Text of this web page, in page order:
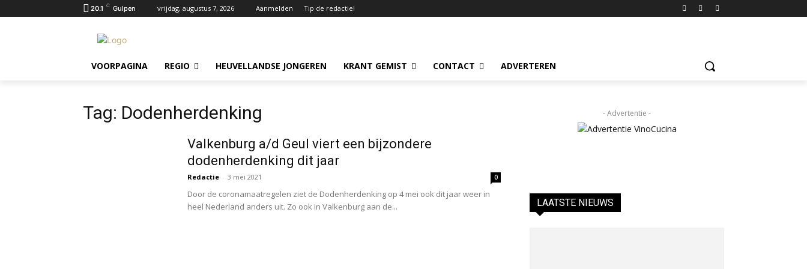
20.1 C Gulpen vrijdag, augustus 7, 2026 Aanmelden Tip de redactie!
VOORPAGINA REGIO HEUVELLANDSE JONGEREN KRANT GEMIST CONTACT ADVERTEREN
Tag: Dodenherdenking
Valkenburg a/d Geul viert een bijzondere
dodenherdenking dit jaar
Redactie - 3 mei 2021 0
Door de coronamaatregelen ziet de Dodenherdenking op 4 mei ook dit jaar weer in
heel Nederland anders uit. Zo ook in Valkenburg aan de...
- Advertentie -
LAATSTE NIEUWS